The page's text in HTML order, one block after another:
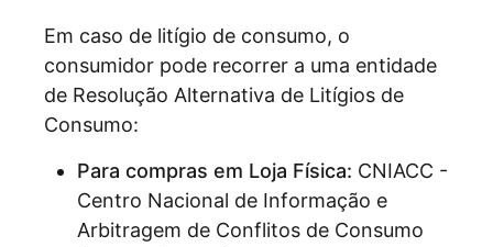
Em caso de litígio de consumo, o
consumidor pode recorrer a uma entidade
de Resolução Alternativa de Litígios de
Consumo:
Para compras em Loja Física: CNIACC -
Centro Nacional de Informação e
Arbitragem de Conflitos de Consumo